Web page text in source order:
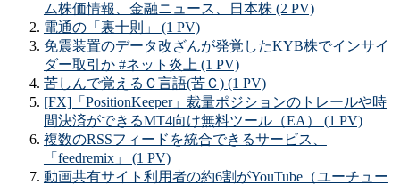
ム株価情報、金融ニュース、日本株 (2 PV)
電通の「裏十則」 (1 PV)
免震装置のデータ改ざんが発覚したKYB株でインサイ
ダー取引か #ネット炎上 (1 PV)
苦しんで覚えるＣ言語(苦Ｃ) (1 PV)
[FX]「PositionKeeper」裁量ポジションのトレールや時
間決済ができるMT4向け無料ツール（EA） (1 PV)
複数のRSSフィードを統合できるサービス、
「feedremix」 (1 PV)
動画共有サイト利用者の約6割がYouTube（ユーチュー